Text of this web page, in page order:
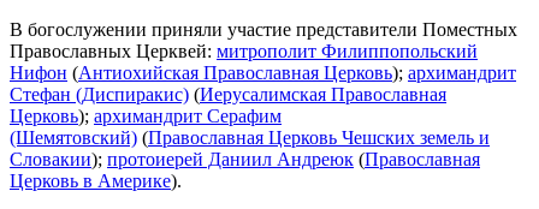
В богослужении приняли участие представители Поместных
Православных Церквей: митрополит Филиппопольский
Нифон (Антиохийская Православная Церковь); архимандрит
Стефан (Диспиракис) (Иерусалимская Православная
Церковь); архимандрит Серафим
(Шемятовский) (Православная Церковь Чешских земель и
Словакии); протоиерей Даниил Андреюк (Православная
Церковь в Америке).